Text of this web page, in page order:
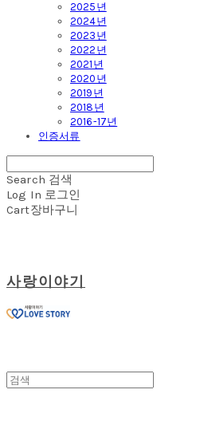
2025년
2024년
2023년
2022년
2021년
2020년
2019년
2018년
2016-17년
인증서류
Search 검색
Log In 로그인
Cart장바구니
사랑이야기